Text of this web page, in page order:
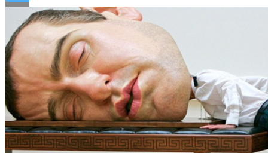
Flipboard
Reddit
Pinterest
Whatsapp